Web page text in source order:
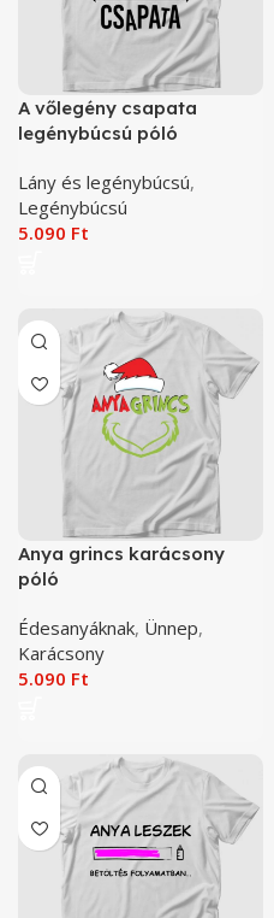
A vőlegény csapata
legénybúcsú póló
Lány és legénybúcsú,
Legénybúcsú
5.090 Ft
Anya grincs karácsony
póló
Édesanyáknak, Ünnep,
Karácsony
5.090 Ft